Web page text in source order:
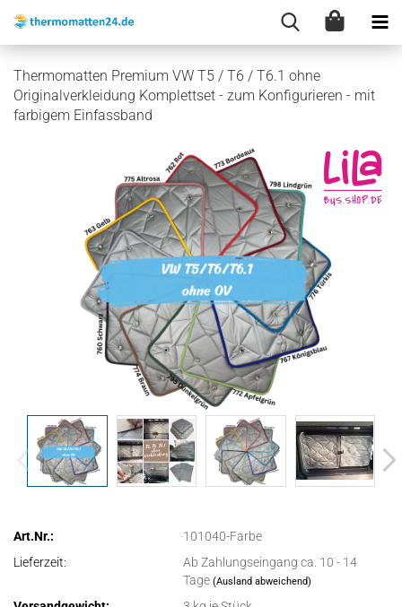
Thermomatten Premium VW T5 / T6 / T6.1 ohne
Originalverkleidung Komplettset - zum Konfigurieren - mit
farbigem Einfassband
Art.Nr.:
101040-Farbe
Lieferzeit:
Ab Zahlungseingang ca. 10 - 14
Tage(Ausland abweichend)